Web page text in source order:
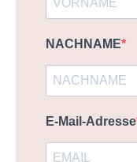
NACHNAME
E-Mail-Adresse